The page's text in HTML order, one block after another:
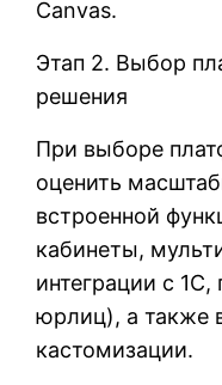
Canvas.
Этап 2. Выбор
решения
При выборе
оценить
встроенной
кабинеты,
интеграции с
юрлиц), а также
кастомизации.